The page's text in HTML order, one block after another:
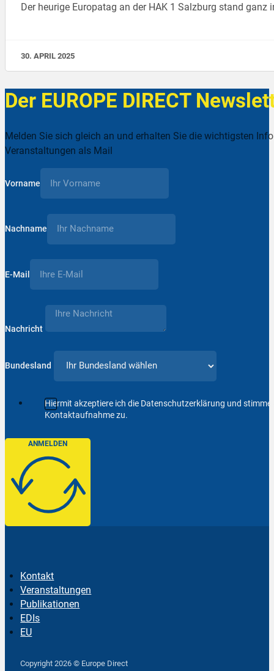
Der heurige Europatag an der HAK 1 Salzburg stand
30. APRIL 2025
Der EUROPE DIRECT
Melden Sie sich gleich an und erhalten Sie die wichtigsten
Veranstaltungen als Mail
Vorname
Nachname
E-Mail
Nachricht
Bundesland
Hiermit akzeptiere ich die Datenschutzerklärung und
Kontaktaufnahme zu.
ANMELDEN
Kontakt
Veranstaltungen
Publikationen
EDIs
EU
Copyright 2026 © Europe Direct